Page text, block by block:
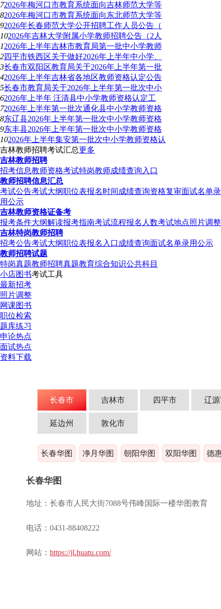
72026年梅河口市教育系统面向吉林师范大学等
82026年梅河口市教育系统面向东北师范大学等
92026年长春师范大学公开招聘工作人员公告（
102026年吉林大学附属小学教师招聘公告（2人
12026年上半年吉林市教育局第一批中小学教师
2四平市铁西区关于做好2026年上半年中小学、
3长春市双阳区教育局关于2026年上半年第一批
42026年上半年吉林省各地区教师资格认定公告
5长春市教育局关于2026年上半年第一批次中小
62026年上半年 汪清县中小学教师资格认定工
72026年上半年第一批次通化县中小学教师资格
8东辽县2026年上半年第一批次中小学教师资格
9东丰县2026年上半年第一批次中小学教师资格
102026年上半年集安第一批次中小学教师资格认
吉林教师招聘考试汇总更多
吉林教师招聘
招考信息教师资格考试特岗教师成绩查询入口
教师招聘信息汇总
考试公告考试大纲职位表报名时间 成绩查询资格复审面试名单录
用公示
吉林教师资格证备考
报考条件大纲解读报考指南考试流程报名人数考试地点照片调整
吉林特岗教师招聘
招考公告考试大纲职位表报名入口 成绩查询面试名单录用公示
教师招聘试题
特岗真题教师招聘真题教育综合知识公共科目
小店图书考试工具
最新招考
照片调整
网课图书
职位检索
题库练习
申论热点
面试热点
资料下载